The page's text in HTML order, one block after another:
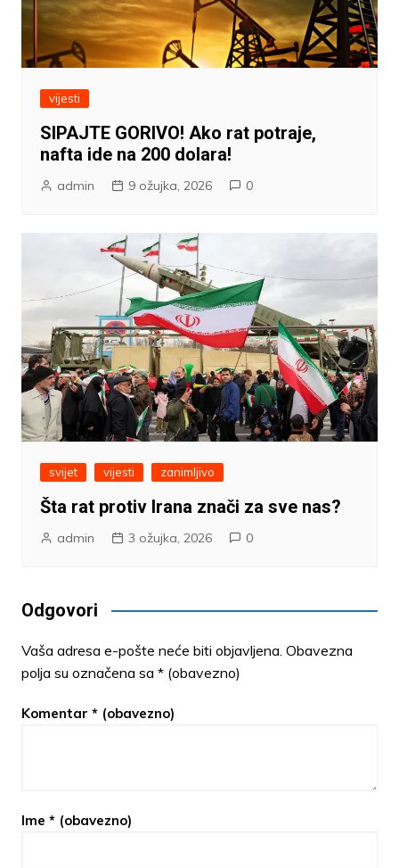
vijesti
SIPAJTE GORIVO! Ako rat potraje,
nafta ide na 200 dolara!
admin 9 ožujka, 2026 0
svijet vijesti zanimljivo
Šta rat protiv Irana znači za sve nas?
admin 3 ožujka, 2026 0
Odgovori
Vaša adresa e-pošte neće biti objavljena. Obavezna
polja su označena sa * (obavezno)
Komentar * (obavezno)
Ime * (obavezno)